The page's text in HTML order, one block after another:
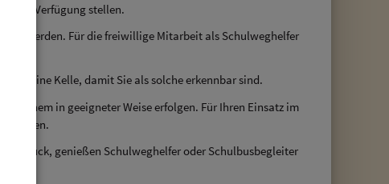
zu Verfügung stellen.
werden. Für die freiwillige Mitarbeit als Schulweghelfer
eine Kelle, damit Sie als solche erkennbar sind.
in geeigneter Weise erfolgen. Für Ihren Einsatz im
erhalten.
zurück, genießen Schulweghelfer oder Schulbusbegleiter